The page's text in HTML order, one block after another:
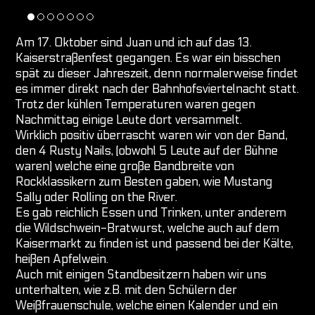
Am 17. Oktober sind Juan und ich auf das 13.
Kaiserstraßenfest gegangen. Es war ein bisschen
spät zu dieser Jahreszeit, denn normalerweise findet
es immer direkt nach der Bahnhofsviertelnacht statt.
Trotz der kühlen Temperaturen waren gegen
Nachmittag einige Leute dort versammelt.
Wirklich positiv überrascht waren wir von der Band,
den 4 Rusty Nails, (obwohl 5 Leute auf der Bühne
waren) welche eine große Bandbreite von
Rockklassikern zum Besten gaben, wie Mustang
Sally oder Rolling on the River.
Es gab reichlich Essen und Trinken, unter anderem
die Wildschwein-Bratwurst, welche auch auf dem
Kaisermarkt zu finden ist und passend bei der Kälte,
heißen Apfelwein.
Auch mit einigen Standbesitzern haben wir uns
unterhalten, wie z.B. mit den Schülern der
Weißfrauenschule, welche einen Kalender und ein